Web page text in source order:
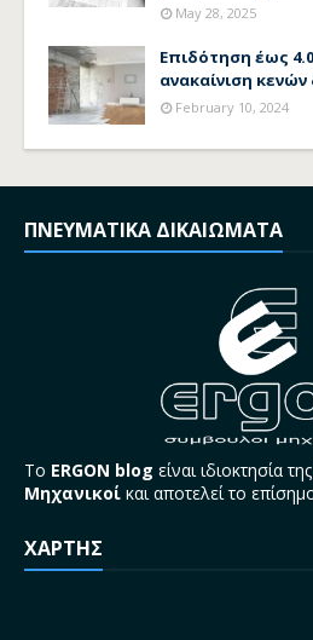
May 28, 2025
Επιδότηση έως
ανακαίνιση
February 10, 2024
ΠΝΕΥΜΑΤΙΚΑ ΔΙΚΑΙΩΜΑΤΑ
Το ERGON blog είναι ιδιοκτησία της
Μηχανικοί και αποτελεί το
ΧΑΡΤΗΣ